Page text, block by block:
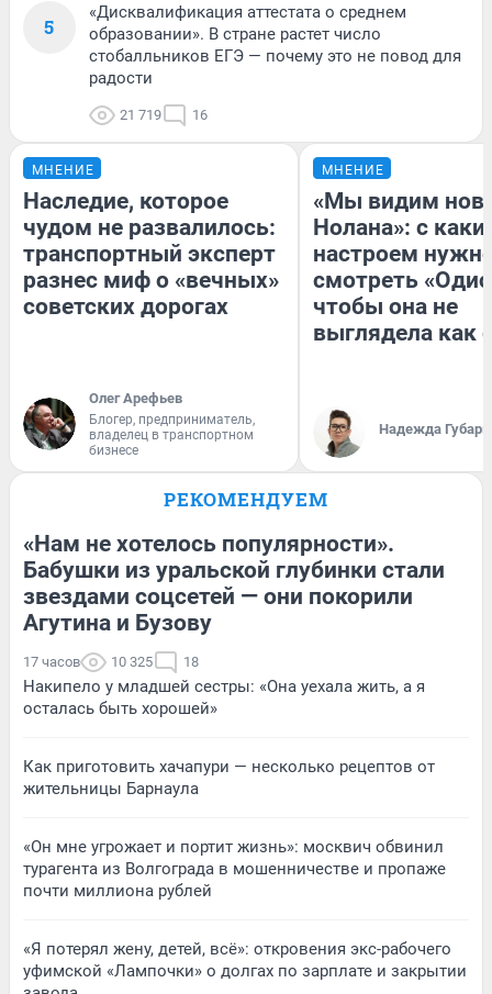
5
«Дисквалификация аттестата о среднем
образовании». В стране растет число
стобалльников ЕГЭ — почему это не повод для
радости
21 719 16
МНЕНИЕ
Наследие, которое
чудом не развалилось:
транспортный эксперт
разнес миф о «вечных»
советских дорогах
Олег Арефьев
Блогер, предприниматель,
владелец в транспортном
бизнесе
МНЕНИЕ
«Мы видим
Нолана»: с
настроем
смотреть
чтобы она не
выглядела как
Надежда Губарь
РЕКОМЕНДУЕМ
«Нам не хотелось популярности».
Бабушки из уральской глубинки стали
звездами соцсетей — они покорили
Агутина и Бузову
17 часов 10 325 18
Накипело у младшей сестры: «Она уехала жить, а я
осталась быть хорошей»
Как приготовить хачапури — несколько рецептов от
жительницы Барнаула
«Он мне угрожает и портит жизнь»: москвич обвинил
турагента из Волгограда в мошенничестве и пропаже
почти миллиона рублей
«Я потерял жену, детей, всё»: откровения экс-рабочего
уфимской «Лампочки» о долгах по зарплате и закрытии